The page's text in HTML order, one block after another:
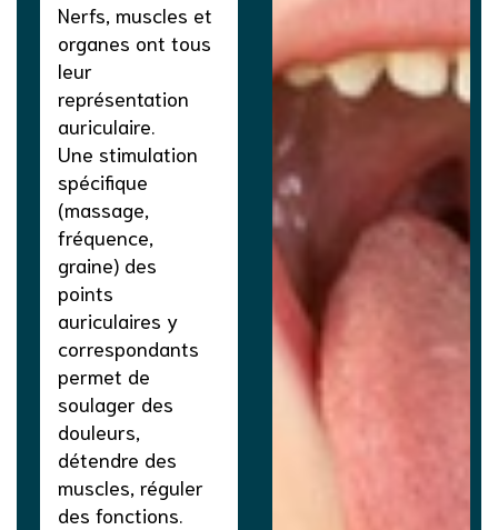
Nerfs, muscles et
organes ont tous
leur
représentation
auriculaire.
Une stimulation
spécifique
(massage,
fréquence,
graine) des
points
auriculaires y
correspondants
permet de
soulager des
douleurs,
détendre des
muscles, réguler
des fonctions.